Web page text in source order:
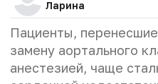
Ларина
Пациенты,
замену аортального
анестезией, чаще